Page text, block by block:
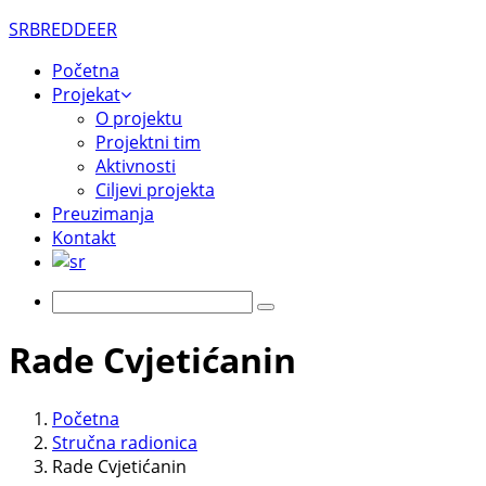
SRBREDDEER
Početna
Projekat
O projektu
Projektni tim
Aktivnosti
Ciljevi projekta
Preuzimanja
Kontakt
Rade Cvjetićanin
Početna
Stručna radionica
Rade Cvjetićanin